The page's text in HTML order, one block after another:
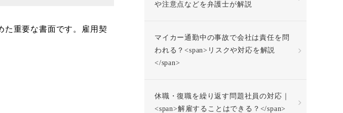
た重要な書面です。雇用契
や注意点などを弁護士が解説
マイカー通勤中の事故で会社は責任を問
われる？<span>リスクや対応を解説
</span>
休職・復職を繰り返す問題社員の対応｜
<span>解雇することはできる？</span>